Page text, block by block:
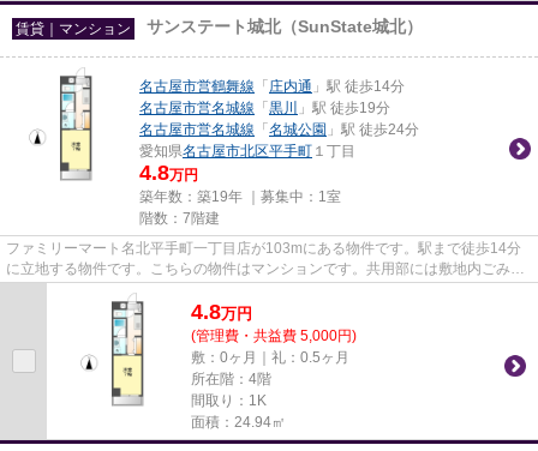
賃貸｜マンション サンステート城北（SunState城北）
名古屋市営鶴舞線 「 庄内通 」駅 徒歩14分
名古屋市営名城線 「 黒川
」駅 徒歩19分
名古屋市営名城線 「 名城公園 」駅 徒歩24分
愛知県名古屋市北区平手町 １丁目
4.8万円
築年数：築19年 ｜募集中： 1室
階数：7階建
ファミリーマート名北平手町一丁目店が103mにある物件です。駅まで徒歩14分
に立地する物件です。こちらの物件はマンションです。共用部には敷地内ごみ置
き場・エレベータなどが備わっ...
4.8万円
(管理費・共益費 5,000円)
敷：0ヶ月｜礼：0.5ヶ月
所在階：4階
間取り：1K
面積：24.94㎡